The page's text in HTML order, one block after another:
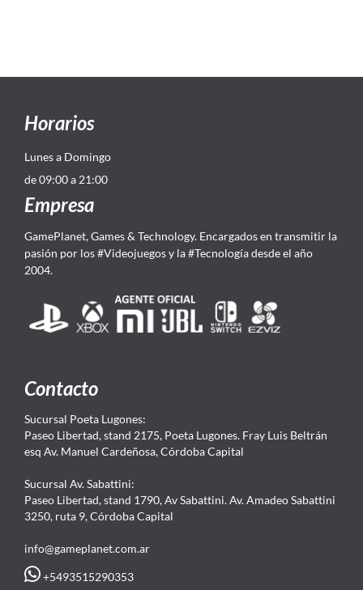
Horarios
Lunes a Domingo
de 09:00 a 21:00
Empresa
GamePlanet, Games & Technology. Encargados en transmitir la
pasión por los #Videojuegos y la #Tecnología desde el año
2004.
Contacto
Sucursal Poeta Lugones:
Paseo Libertad, stand 2175, Poeta Lugones. Fray Luis Beltrán
esq Av. Manuel Cardeñosa, Córdoba Capital
Sucursal Av. Sabattini:
Paseo Libertad, stand 1790, Av Sabattini. Av. Amadeo Sabattini
3250, ruta 9, Córdoba Capital
info@gameplanet.com.ar
+5493515290353